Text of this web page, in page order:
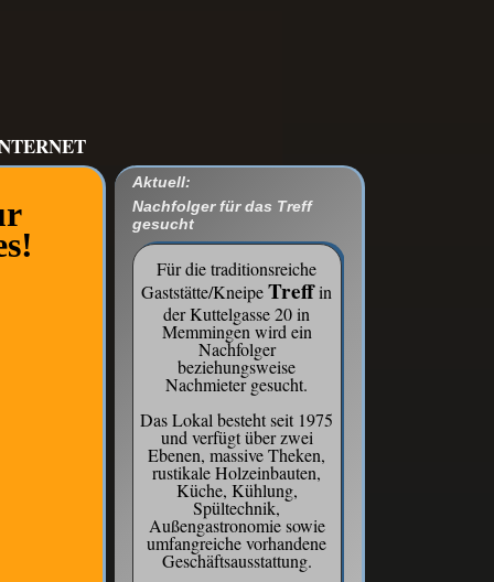
Aktuell:
Nachfolger für das Treff
gesucht
Für die traditionsreiche
Gaststätte/KneipeTreffin
der Kuttelgasse 20 in
Memmingen wird ein
Nachfolger
beziehungsweise
Nachmieter gesucht.
Das Lokal besteht seit 1975
und verfügt über zwei
Ebenen, massive Theken,
rustikale Holzeinbauten,
Küche, Kühlung,
Spültechnik,
Außengastronomie sowie
umfangreiche vorhandene
Geschäftsausstattung.